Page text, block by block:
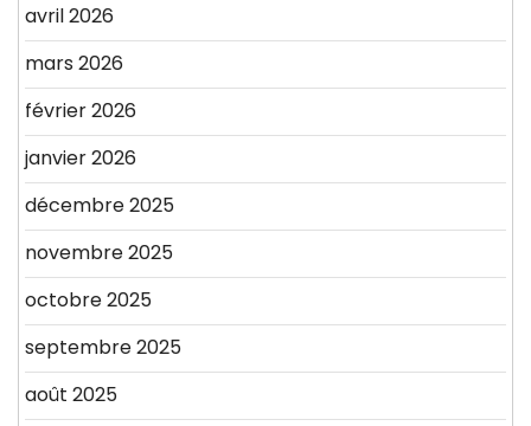
avril 2026
mars 2026
février 2026
janvier 2026
décembre 2025
novembre 2025
octobre 2025
septembre 2025
août 2025